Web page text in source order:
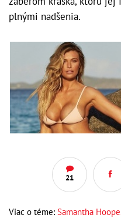
plnými nadšenia.
21
Viac o téme: Samantha